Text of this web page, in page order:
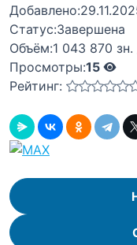
Добавлено:
Статус:Завершена
Объём:1 043 870
Просмотры:15
Рейтинг: